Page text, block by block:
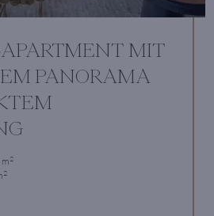
MIT
PANORAMA
2
2